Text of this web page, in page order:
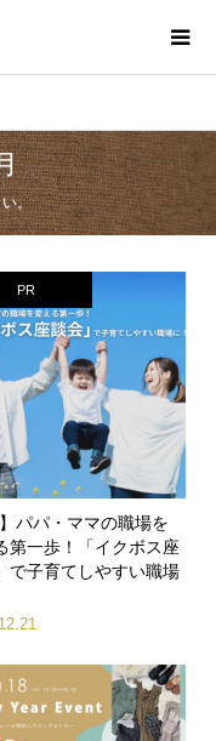
。
PR
】パパ・ママの職場を
第一歩！「イクボス座
で子育てしやすい職場